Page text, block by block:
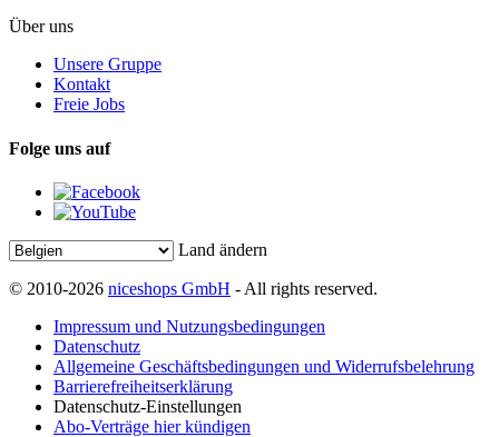
Über uns
Unsere Gruppe
Kontakt
Freie Jobs
Folge uns auf
Land ändern
© 2010-2026 niceshops GmbH - All rights reserved.
Impressum und Nutzungsbedingungen
Datenschutz
Allgemeine Geschäftsbedingungen und Widerrufsbelehrung
Barrierefreiheitserklärung
Datenschutz-Einstellungen
Abo-Verträge hier kündigen